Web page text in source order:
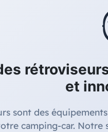
et
sont des
camping-car. Notre